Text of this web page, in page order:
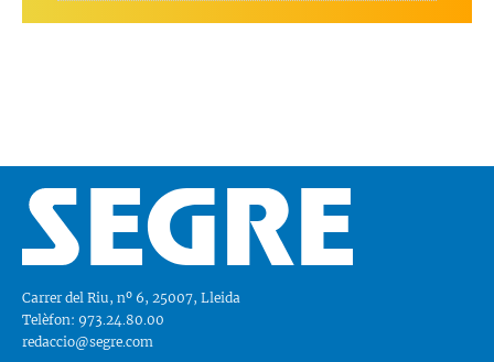
Carrer del Riu, nº 6, 25007, Lleida
Telèfon: 973.24.80.00
redaccio@segre.com